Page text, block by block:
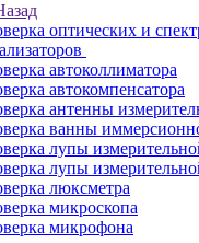
оптических и
автоколлиматора
автокомпенсатора
антенны
ванны
лупы
лупы
люксметра
микроскопа
микрофона